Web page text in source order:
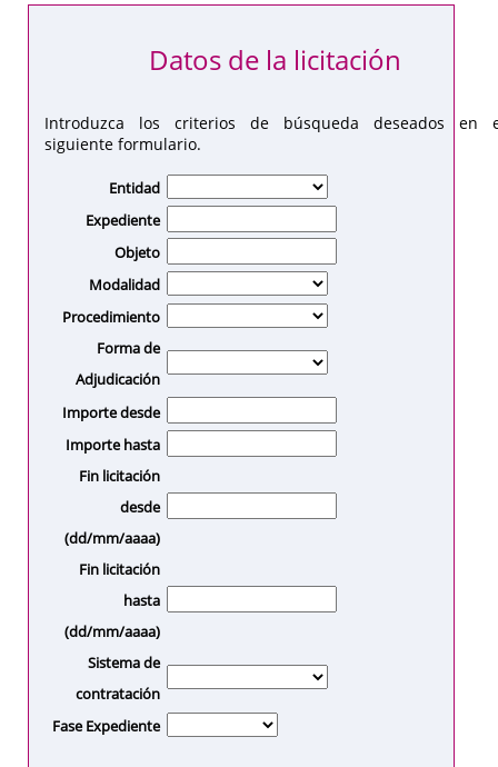
Introduzca los criterios de búsqueda deseados en
siguiente formulario.
Datos de la licitación
Entidad
Expediente
Objeto
Modalidad
Procedimiento
Forma de
Adjudicación
Importe desde
Importe hasta
Fin licitación
desde
(dd/mm/aaaa)
Fin licitación
hasta
(dd/mm/aaaa)
Sistema de
contratación
Fase Expediente